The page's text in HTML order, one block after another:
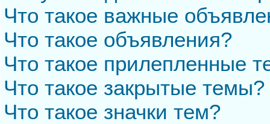
Что такое важные
Что такое объявления?
Что такое прилепленные
Что такое закрытые темы?
Что такое значки тем?